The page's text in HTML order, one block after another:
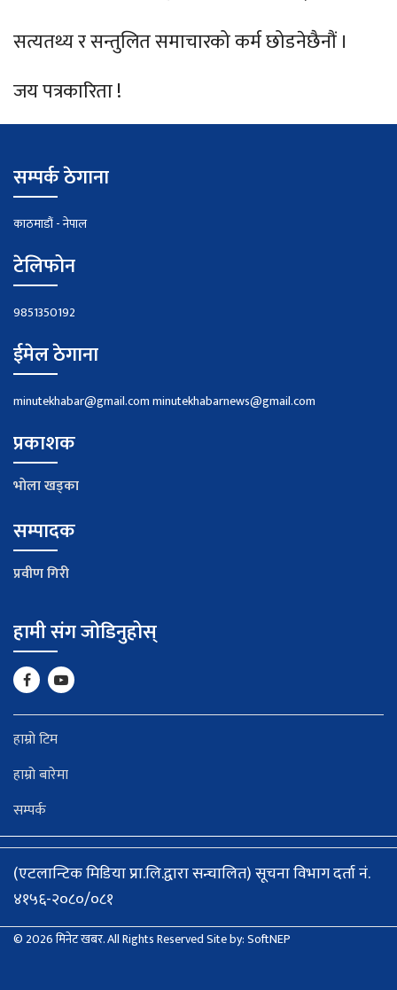
सत्यतथ्य र सन्तुलित समाचारको कर्म छोडनेछैनौं ।
जय पत्रकारिता !
सम्पर्क ठेगाना
काठमाडौं - नेपाल
टेलिफोन
9851350192
ईमेल ठेगाना
minutekhabar@gmail.comminutekhabarnews@gmail.com
प्रकाशक
भाेला खड्का
सम्पादक
प्रवीण गिरी
हामी संग जोडिनुहोस्
हाम्रो टिम
हाम्रो बारेमा
सम्पर्क
© 2026 मिनेट खबर. All Rights ReservedSite by:SoftNEP
(एटलान्टिक मिडिया प्रा.लि.द्वारा सन्चालित) सूचना विभाग दर्ता नं.
४१५६-२०८०/०८१